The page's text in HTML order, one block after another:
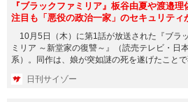
『ブラックファミリア』板谷由夏や渡邉理
注目も「悪役の政治一家」のセキュリティ
ぎる？
10月5日（木）に第1話が放送された『ブラ
ミリア ～新堂家の復讐～』（読売テレビ・日
系）。同作は、娘が突如謎の死を遂げたことで
日刊サイゾー